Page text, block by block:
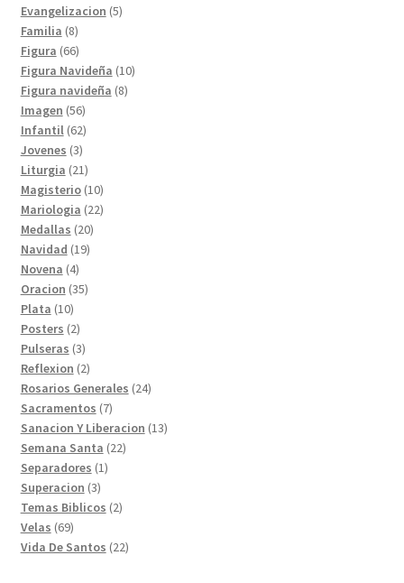
productos
Evangelizacion 55
Familia 88
productos
Figura 6666
productos
Figura Navideña 1010
Figura navideña 88
Imagen 5656
productos
Infantil 6262
productos
Jovenes 33
productos
Liturgia 2121
productos
Magisterio 1010
productos
Mariologia 2222
Medallas 2020
productos
Navidad 1919
Novena 44
productos
Oracion 3535
Plata 1010
productos
Posters 22
productos
Pulseras 33
productos
Reflexion 22
productos
Rosarios Generales 2424
Sacramentos 77
productos
Sanacion Y Liberacion 1313
Semana Santa 2222
Separadores 11
Superacion 33
productos
Temas Biblicos 22
Velas 6969
productos
Vida De Santos 2222